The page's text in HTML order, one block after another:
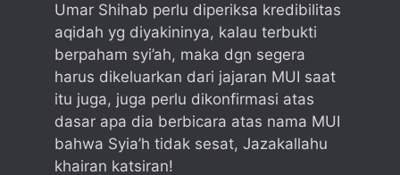
Umar Shihab perlu diperiksa kredibilitas
aqidah yg diyakininya, kalau terbukti
berpaham syi’ah, maka dgn segera
harus dikeluarkan dari jajaran MUI saat
itu juga, juga perlu dikonfirmasi atas
dasar apa dia berbicara atas nama MUI
bahwa Syia’h tidak sesat, Jazakallahu
khairan katsiran!